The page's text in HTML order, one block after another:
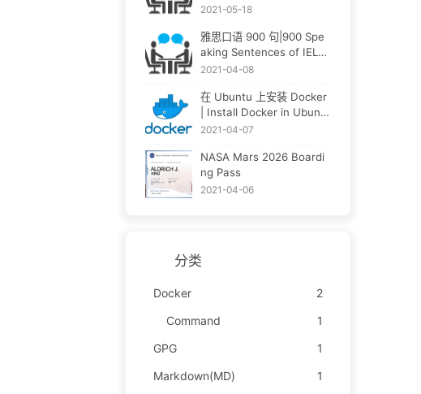
ntroduction & Interview
2021-05-18
雅思口语 900 句|900 Spe
aking Sentences of IELT
S
2021-04-08
在 Ubuntu 上安装 Docker
| Install Docker in Ubunt
u
2021-04-07
NASA Mars 2026 Boardi
ng Pass
2021-04-06
分类
Docker
2
Command
1
GPG
1
Markdown(MD)
1